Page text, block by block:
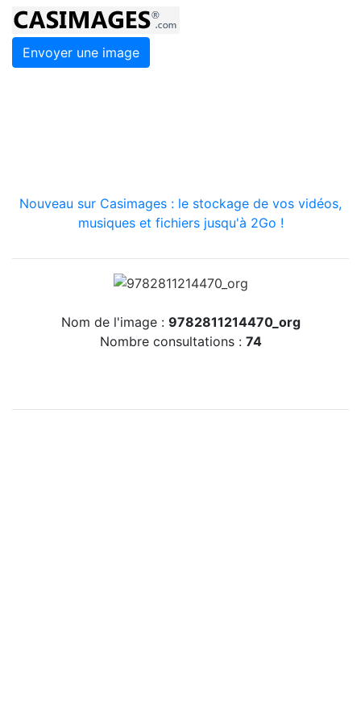
Envoyer une image
Nouveau sur Casimages : le stockage de vos vidéos,
musiques et fichiers jusqu'à 2Go !
Nom de l'image : 9782811214470_org
Nombre consultations : 74